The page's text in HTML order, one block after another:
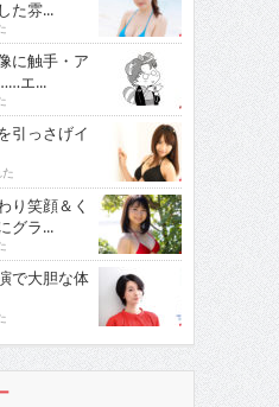
た雰...
に触手・ア
エ...
引っさげイ
笑顔＆く
グラ...
で大胆な体